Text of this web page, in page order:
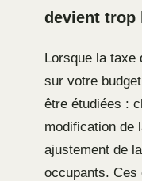
devient trop
Lorsque la taxe
sur votre
être étudiées :
modification de
ajustement de
occupants. Ces